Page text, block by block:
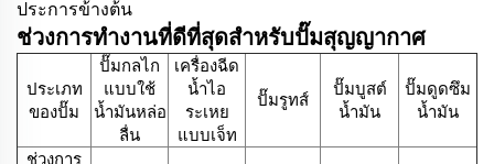
ประการข้างต้น
ช่วงการทำงานที่ดีที่สุดสำหรับปั๊มสุญญากาศ
ประเภท
ของปั๊ม
ปั๊มกลไก
แบบใช้
น้ำมันหล่อ
ลื่น
เครื่องฉีด
น้ำไอ
ระเหย
แบบเจ็ท
ปั๊มรูทส์
ปั๊มบูสต์
น้ำมัน
ปั๊มดูดซึม
น้ำมัน
ช่วงการ